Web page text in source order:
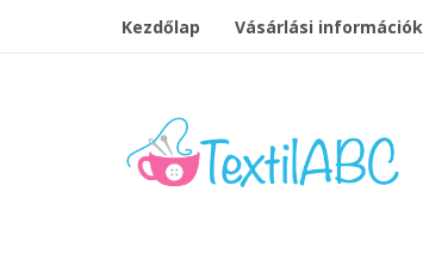
Kezdőlap Vásárlási információk